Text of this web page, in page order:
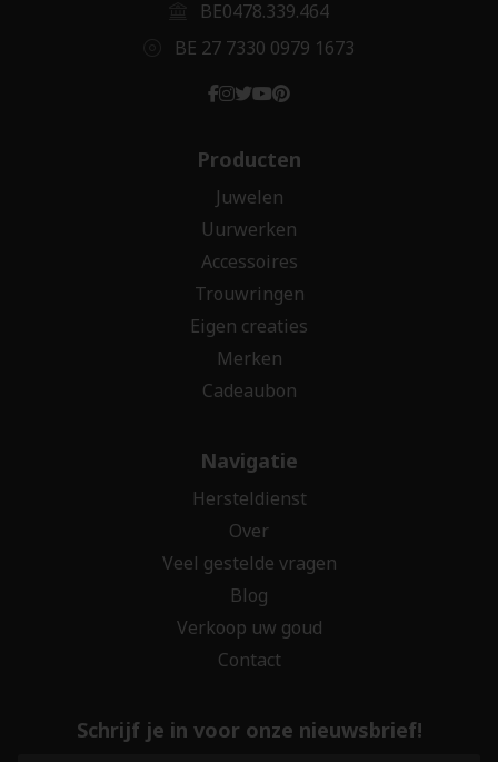
BE0478.339.464
BE 27 7330 0979 1673
Producten
Juwelen
Uurwerken
Accessoires
Trouwringen
Eigen creaties
Merken
Cadeaubon
Navigatie
Hersteldienst
Over
Veel gestelde vragen
Blog
Verkoop uw goud
Contact
Schrijf je in voor onze nieuwsbrief!